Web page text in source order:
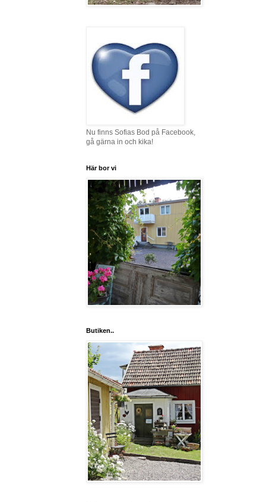
Nu finns Sofias Bod på Facebook,
gå gärna in och kika!
Här bor vi
Butiken..